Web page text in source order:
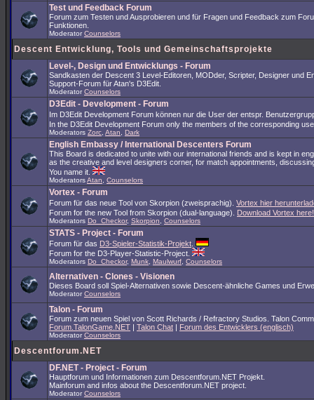
Test und Feedback Forum
Forum zum Testen und Ausprobieren und für Fragen und Feedback zum
Funktionen.
Moderator Counselors
Descent Entwicklung, Tools und Gemeinschaftsprojekte
Level-, Design und Entwicklungs - Forum
Sandkasten der Descent 3 Level-Editoren, MODder, Scripter, Designer und
Support-Forum für Atan's D3Edit.
Moderator Counselors
D3Edit - Development - Forum
Im D3Edit Development Forum können nur die User der entspr.
In the D3Edit Development Forum only the members of the corresponding
Moderators Zorc Atan Dark
English Embassy / International Descenters Forum
This Board is dedicated to unite with our international friends and is kept in
as the creative and level designers corner, for match appointments,
You name it.
ModeratorsAtan Counselors
Vortex - Forum
Forum für das neue Tool von Skorpion (zweisprachig). Vortex hier
Forum for the new Tool from Skorpion (dual-language). Download Vortex here!
Moderators Do_Checkor, Skorpion Counselors
STATS - Project - Forum
Forum für das D3-Spieler-Statistik-Projekt
Forum for the D3-Player-Statistic-Project.
Moderators Do_Checkor, Munk Maulwurf Counselors
Alternativen - Clones - Visionen
Dieses Board soll Spiel-Alternativen sowie Descent-ähnliche Games und
Moderator Counselors
Talon - Forum
Forum zum neuen Spiel von Scott Richards / Refractory Studios. Talon
Forum.TalonGame.NET | Talon Chat | Forum des Entwicklers (englisch)
Moderator Counselors
Descentforum.NET
DF.NET - Project - Forum
Hauptforum und Informationen zum Descentforum.NET Projekt.
Mainforum and infos about the Descentforum.NET project.
Moderator Counselors